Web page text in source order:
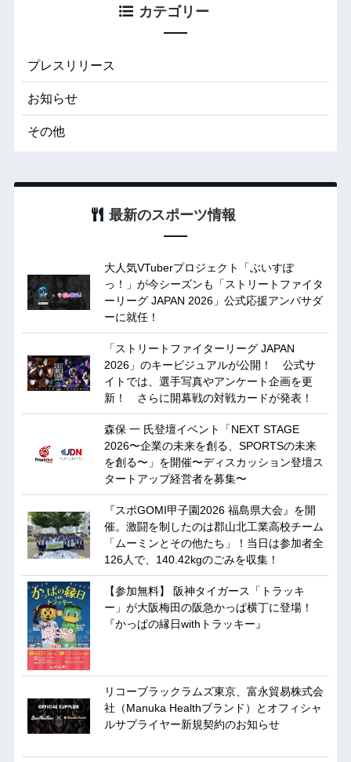
カテゴリー
プレスリリース
お知らせ
その他
最新のスポーツ情報
大人気VTuberプロジェクト「ぶいすぽ
っ！」が今シーズンも「ストリートファイタ
ーリーグ JAPAN 2026」公式応援アンバサダ
ーに就任！
「ストリートファイターリーグ JAPAN
2026」のキービジュアルが公開！ 公式サ
イトでは、選手写真やアンケート企画を更
新！ さらに開幕戦の対戦カードが発表！
森保 一 氏登壇イベント「NEXT STAGE
2026〜企業の未来を創る、SPORTSの未来
を創る〜」を開催〜ディスカッション登壇ス
タートアップ経営者を募集〜
『スポGOMI甲子園2026 福島県大会』を開
催。激闘を制したのは郡山北工業高校チーム
「ムーミンとその他たち」！当日は参加者全
126人で、140.42kgのごみを収集！
【参加無料】 阪神タイガース「トラッキ
ー」が大阪梅田の阪急かっぱ横丁に登場！
『かっぱの縁日withトラッキー』
リコーブラックラムズ東京、富永貿易株式会
社（Manuka Healthブランド）とオフィシャ
ルサプライヤー新規契約のお知らせ